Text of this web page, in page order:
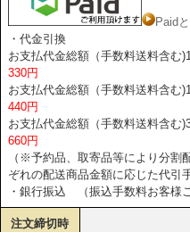
Paid
・代金引換
お支払代金総額（手数料送料含む
330円
お支払代金総額（手数料送料含む
440円
お支払代金総額（手数料送料含む
660円
（※予約品、取寄品等により分割
ぞれの配送商品金額に応じた代引
・銀行振込 （振込手数料お客様
注文締切時